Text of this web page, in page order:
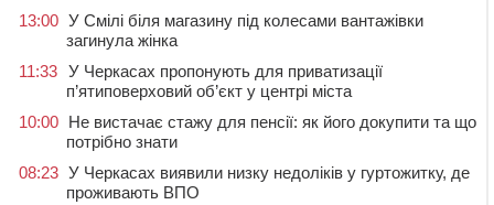
13:00 У Смілі біля магазину під колесами вантажівки
загинула жінка
11:33 У Черкасах пропонують для приватизації
п’ятиповерховий об’єкт у центрі міста
10:00 Не вистачає стажу для пенсії: як його докупити та що
потрібно знати
08:23 У Черкасах виявили низку недоліків у гуртожитку, де
проживають ВПО